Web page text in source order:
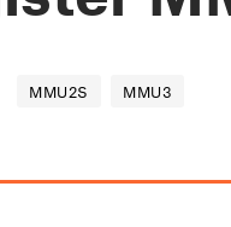
MMU2S MMU3